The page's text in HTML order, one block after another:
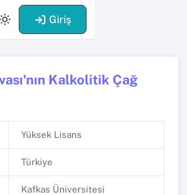
Giriş
Kalkolitik Çağ
Yüksek Lisans
Türkiye
Kafkas Üniversitesi